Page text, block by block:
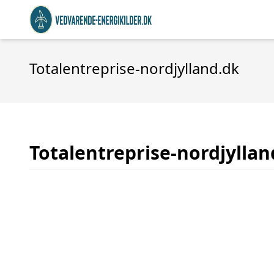
Totalentreprise-nordjylland.dk
Totalentreprise-